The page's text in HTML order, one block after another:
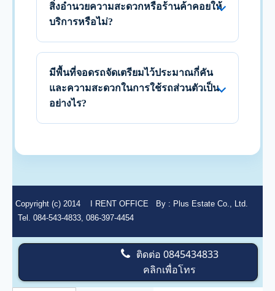
สิ่งอำนวยความสะดวกหรือร้านค้าคอยให้
บริการหรือไม่?
มีพื้นที่จอดรถจัดเตรียมไว้ประมาณกี่คัน
และความสะดวกในการใช้รถส่วนตัวเป็น
อย่างไร?
Copyright (c) 2014 I RENT OFFICE By : Plus Estate Co., Ltd.
Tel. 084-543-4833, 086-397-4454
ติดต่อ 0845434833
คลิกเพื่อโทร